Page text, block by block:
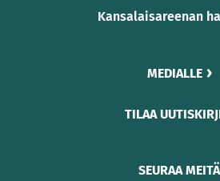
Kansalaisareenan
MEDIALLE
TILAA
SEURAA MEITÄ